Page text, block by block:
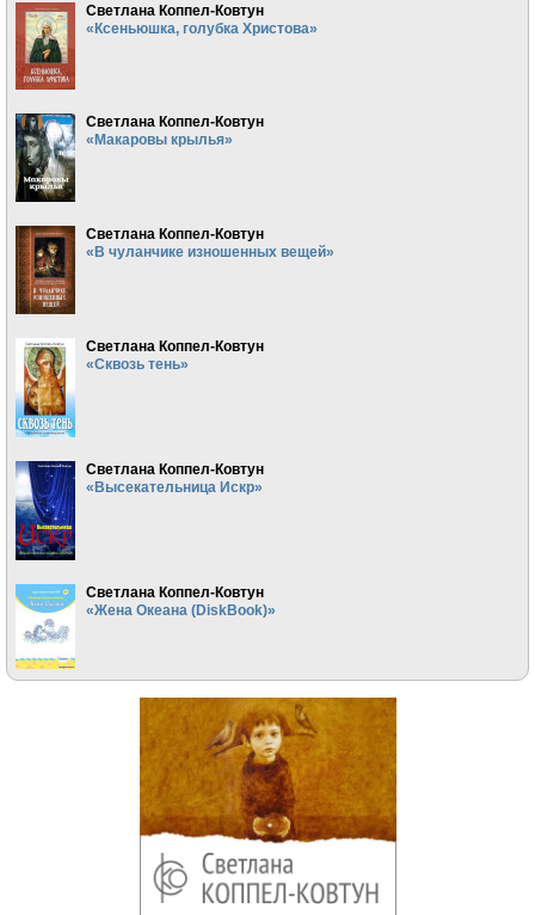
Светлана Коппел-Ковтун
«Ксеньюшка, голубка Христова»
Светлана Коппел-Ковтун
«Макаровы крылья»
Светлана Коппел-Ковтун
«В чуланчике изношенных вещей»
Светлана Коппел-Ковтун
«Сквозь тень»
Светлана Коппел-Ковтун
«Высекательница Искр»
Светлана Коппел-Ковтун
«Жена Океана (DiskBook)»